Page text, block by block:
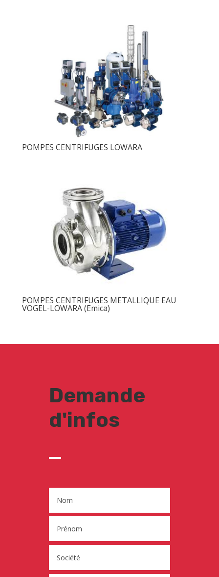
POMPES CENTRIFUGES LOWARA
POMPES CENTRIFUGES METALLIQUE EAU
VOGEL-LOWARA (Emica)
Demande
d'infos